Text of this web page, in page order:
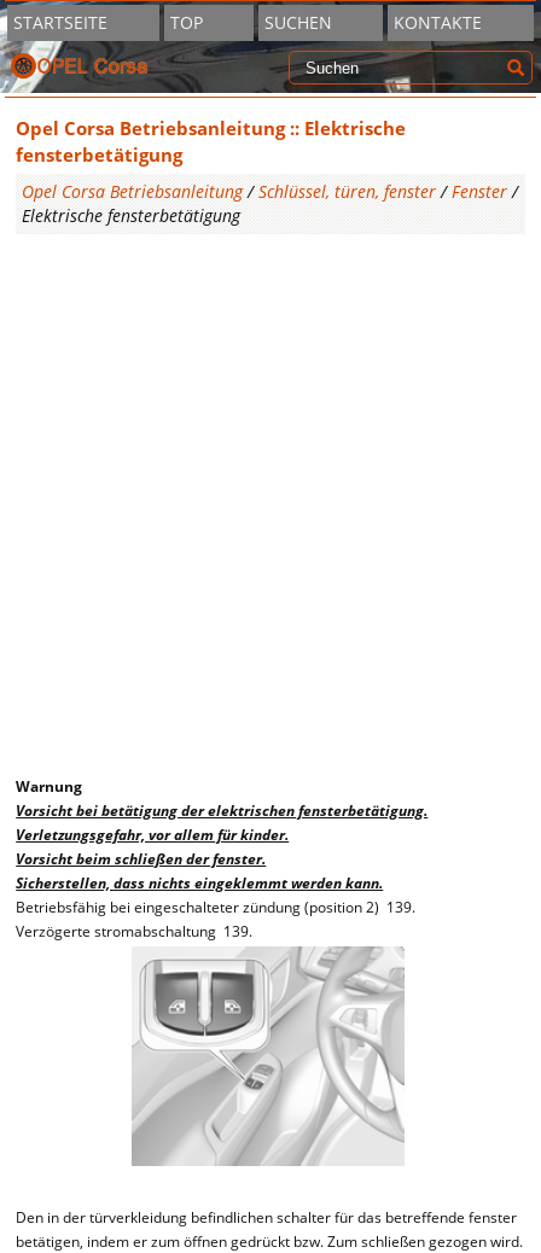
STARTSEITE TOP SUCHEN KONTAKTE
Opel Corsa Betriebsanleitung :: Elektrische
fensterbetätigung
Opel Corsa Betriebsanleitung/Schlüssel, türen, fenster /Fenster /
Elektrische fensterbetätigung
Warnung
Vorsicht bei betätigung der elektrischen fensterbetätigung.
Verletzungsgefahr, vor allem für kinder.
Vorsicht beim schließen der fenster.
Sicherstellen, dass nichts eingeklemmt werden kann.
Betriebsfähig bei eingeschalteter zündung (position 2) 139.
Verzögerte stromabschaltung 139.
Den in der türverkleidung befindlichen schalter für das betreffende fenster
betätigen, indem er zum öffnen gedrückt bzw. Zum schließen gezogen wird.